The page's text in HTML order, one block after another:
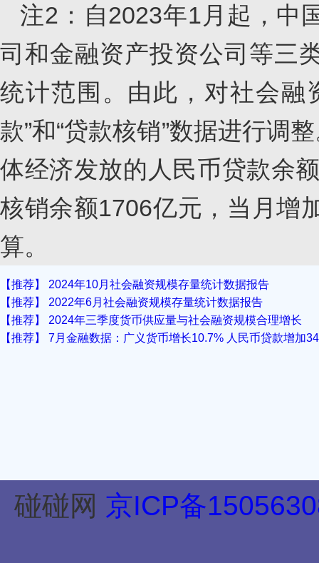
注2：自2023年1月起，中
司和金融资产投资公司等三
统计范围。由此，对社会融
款”和“贷款核销”数据进行调
体经济发放的人民币贷款余
核销余额1706亿元，当月增
算。
【推荐】 2024年10月社会融资规模存量统计数据报告
【推荐】 2022年6月社会融资规模存量统计数据报告
【推荐】 2024年三季度货币供应量与社会融资规模合理增长
【推荐】 7月金融数据：广义货币增长10.7% 人民币贷款增加
碰碰网 京ICP备